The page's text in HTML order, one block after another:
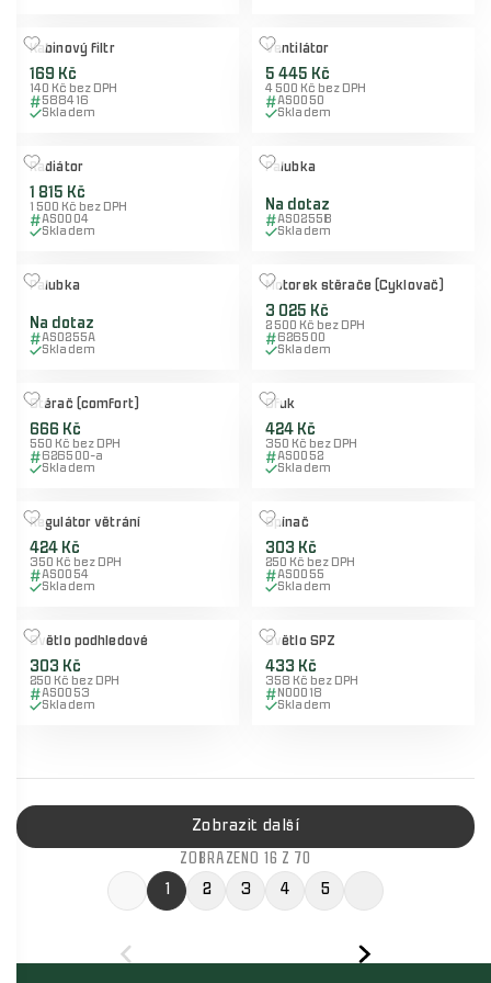
Kabinový filtr
169 Kč
140 Kč bez DPH
588416
Skladem
Ventilátor
5 445 Kč
4 500 Kč bez DPH
AS0050
Skladem
Radiátor
1 815 Kč
1 500 Kč bez DPH
AS0004
Skladem
Palubka
Na dotaz
AS0255B
Skladem
Palubka
Na dotaz
AS0255A
Skladem
Motorek stěrače (Cyklovač)
3 025 Kč
2 500 Kč bez DPH
626500
Skladem
Stěrač (comfort)
666 Kč
550 Kč bez DPH
626500-a
Skladem
Ofuk
424 Kč
350 Kč bez DPH
AS0052
Skladem
Regulátor větrání
424 Kč
350 Kč bez DPH
AS0054
Skladem
Spínač
303 Kč
250 Kč bez DPH
AS0055
Skladem
Světlo podhledové
303 Kč
250 Kč bez DPH
AS0053
Skladem
Světlo SPZ
433 Kč
358 Kč bez DPH
N00018
Skladem
Zobrazit další
ZOBRAZENO 16 Z 70
1
2 3 4 5